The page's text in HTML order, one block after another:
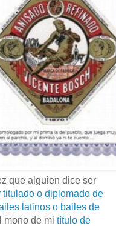
que alguien dice ser
titulado o diplomado de
latinos o bailes de
mono de mi título de